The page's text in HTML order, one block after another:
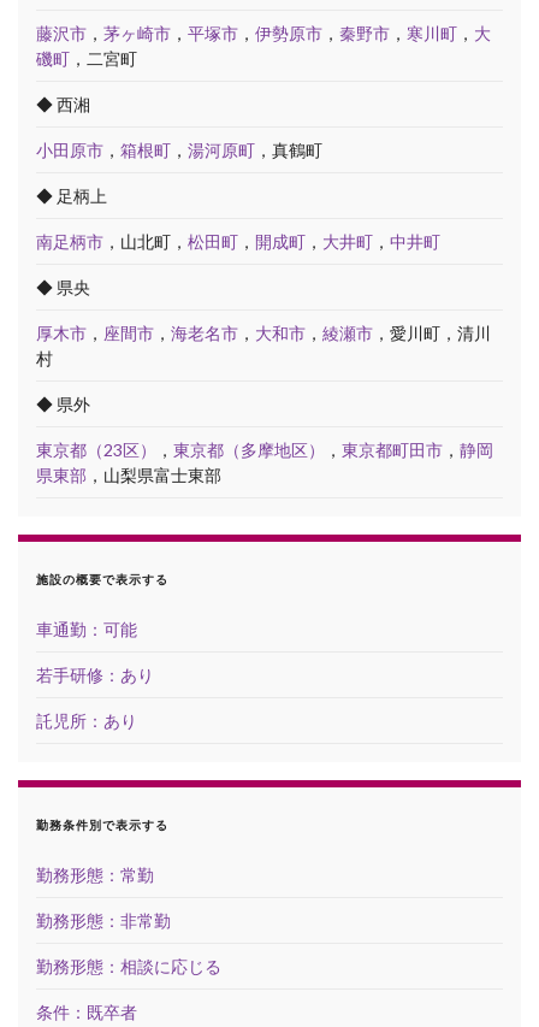
藤沢市 ， 茅ヶ崎市 ， 平塚市 ， 伊勢原市 ， 秦野市 ， 寒川町 ， 大
磯町 ，二宮町
◆ 西湘
小田原市 ， 箱根町 ， 湯河原町 ，真鶴町
◆ 足柄上
南足柄市 ，山北町， 松田町 ， 開成町 ， 大井町 ， 中井町
◆ 県央
厚木市 ， 座間市 ， 海老名市 ， 大和市 ， 綾瀬市 ，愛川町，清川
村
◆ 県外
東京都（23区） ， 東京都（多摩地区） ， 東京都町田市 ， 静岡
県東部 ，山梨県富士東部
施設の概要で表示する
車通勤：可能
若手研修：あり
託児所：あり
勤務条件別で表示する
勤務形態：常勤
勤務形態：非常勤
勤務形態：相談に応じる
条件：既卒者